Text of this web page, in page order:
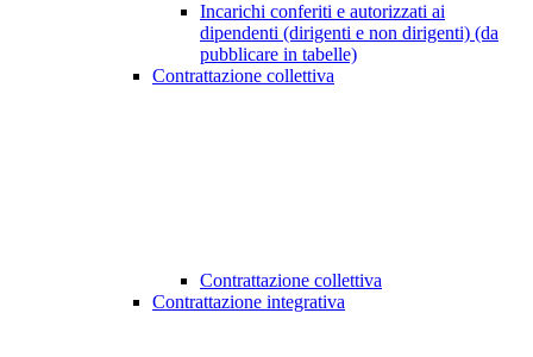
Incarichi conferiti e autorizzati ai
dipendenti (dirigenti e non dirigenti) (da
pubblicare in tabelle)
Contrattazione collettiva
Contrattazione collettiva
Contrattazione integrativa